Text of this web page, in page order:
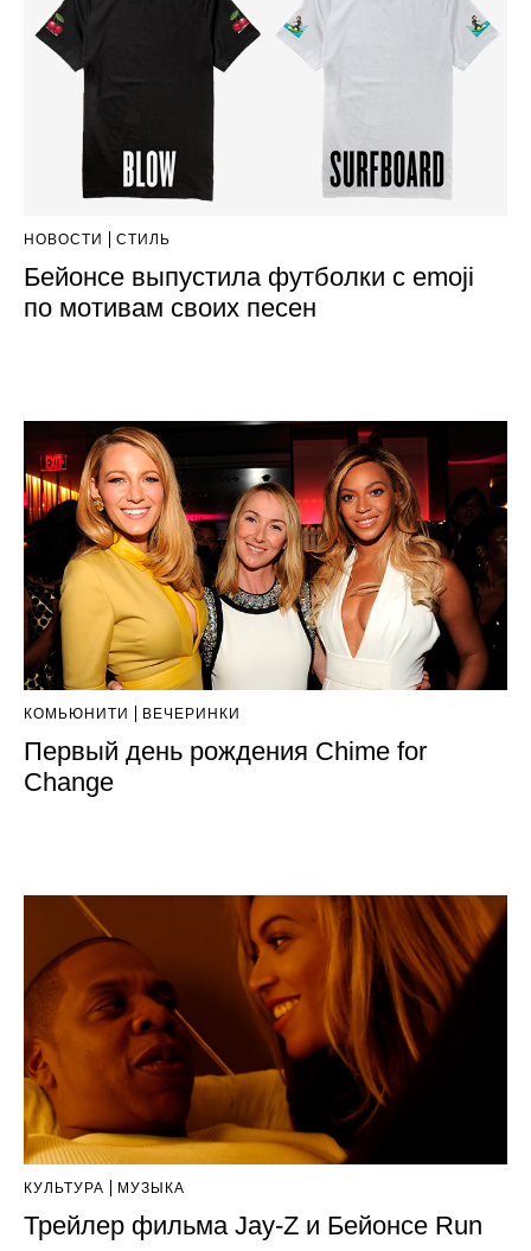
НОВОСТИ СТИЛЬ
Бейонсе выпустила футболки с emoji
по мотивам своих песен
КОМЬЮНИТИ ВЕЧЕРИНКИ
Первый день рождения Chime for
Change
КУЛЬТУРА МУЗЫКА
Трейлер фильма Jay-Z и Бейонсе Run